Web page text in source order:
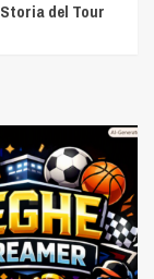
del Tour